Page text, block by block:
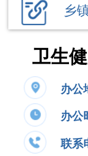
办公地址
联系电话
负 责